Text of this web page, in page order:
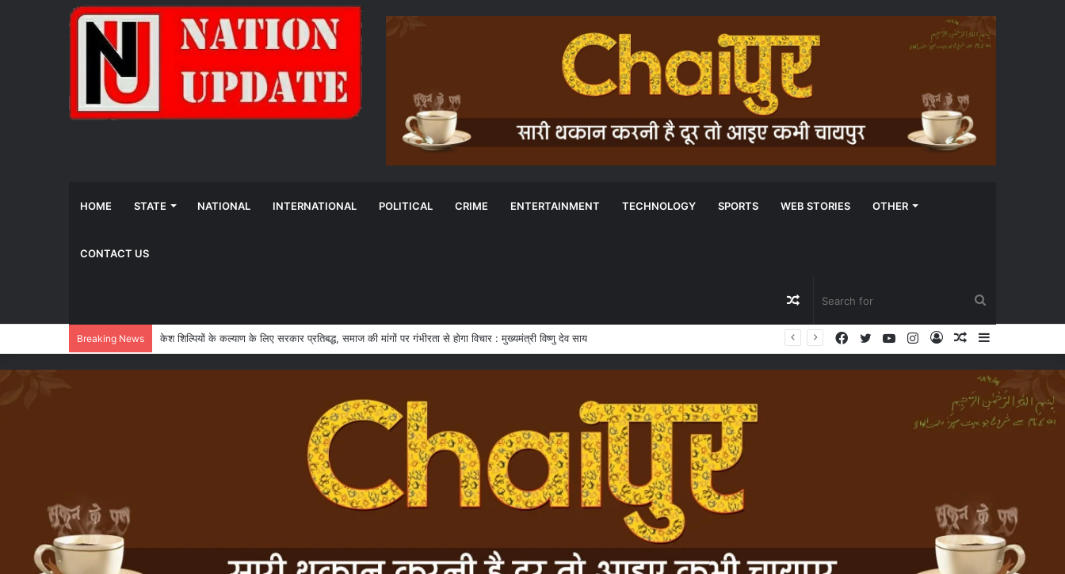
HOME STATE NATIONAL INTERNATIONAL POLITICAL CRIME ENTERTAINMENT TECHNOLOGY SPORTS WEB STORIES OTHER
CONTACT US
Random
Article
Breaking News AI, ई-फाइलिंग और वर्चुअल सुनवाई से आधुनिक हो रही न्याय व्यवस्था: मुख्यमंत्री डॉ. मोहन यादव
Random
Log
Instagram
YouTube
Twitter
Facebook